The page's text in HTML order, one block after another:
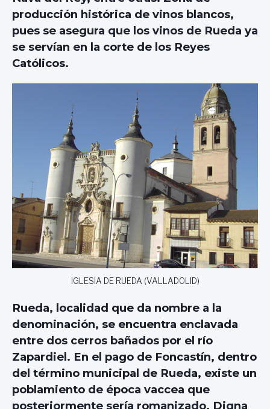
producción histórica de vinos blancos,
pues se asegura que los vinos de Rueda ya
se servían en la corte de los Reyes
Católicos.
IGLESIA DE RUEDA (VALLADOLID)
Rueda, localidad que da nombre a la
denominación, se encuentra enclavada
entre dos cerros bañados por el río
Zapardiel. En el pago de Foncastín, dentro
del término municipal de Rueda, existe un
poblamiento de época vaccea que
posteriormente sería romanizado. Digna